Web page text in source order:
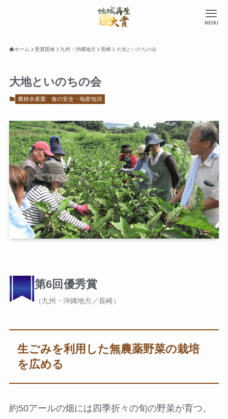
MENU
ホーム 受賞団体 九州・沖縄地方 長崎 大地といのちの会
大地といのちの会
農林水産業 食の安全・地産地消
第6回優秀賞
（九州・沖縄地方／長崎）
生ごみを利用した無農薬野菜の栽培
を広める
約50アールの畑には四季折々の旬の野菜が育つ。